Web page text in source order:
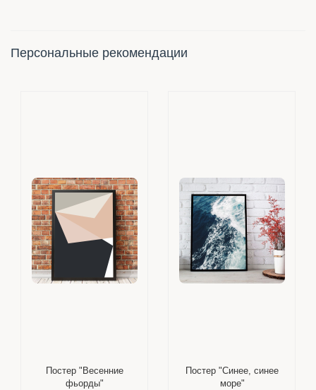
Персональные рекомендации
Постер "Весенние
фьорды"
Постер "Синее, синее
море"